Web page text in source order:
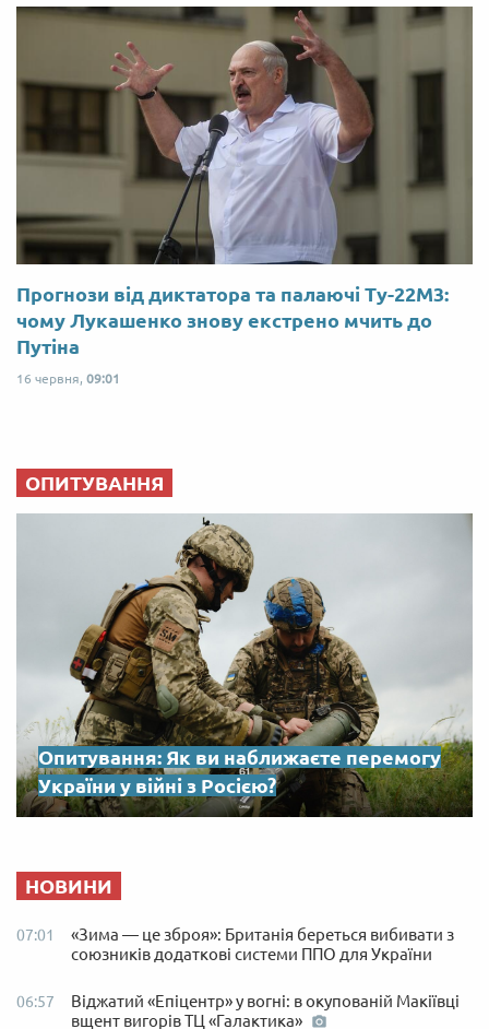
Прогнози від диктатора та палаючі Ту-22М3:
чому Лукашенко знову екстрено мчить до
Путіна
16 червня, 09:01
ОПИТУВАННЯ
Опитування: Як ви наближаєте перемогу
України у війні з Росією?
НОВИНИ
07:01
«Зима — це зброя»: Британія береться вибивати з
союзників додаткові системи ППО для України
06:57
Віджатий «Епіцентр» у вогні: в окупованій Макіївці
вщент вигорів ТЦ «Галактика»